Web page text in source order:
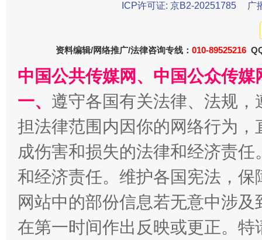
习近平的博鳌关键词
魏明
ICP许可证: 京B2-20251785
广
资料编辑/网络推广/法律咨询专线： 010-89525216
中国公共传媒网、中国公众传
一、 遵守各国有关法律、法规
担法律范围内因你的网络行为
成伤害和损失的法律和经济责
和经济责任。维护各国宪法，
网站中的部份信息若无意中涉
在第一时间作出反映或更正。